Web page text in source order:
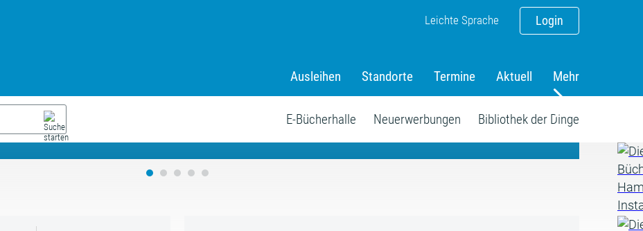
Login
Leichte Sprache
Ausleihen Standorte Termine Aktuell Mehr
E-Bücherhalle Neuerwerbungen Bibliothek der Dinge
Das neue Sommerferienprogramm